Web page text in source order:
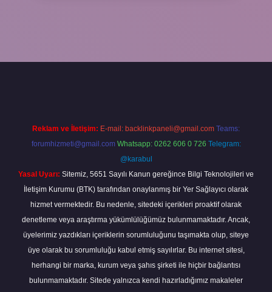
Reklam ve İletişim: E-mail: backlinkpaneli@gmail.com Teams:
forumhizmeti@gmail.com Whatsapp: 0262 606 0 726 Telegram:
@karabul
Yasal Uyarı: Sitemiz, 5651 Sayılı Kanun gereğince Bilgi Teknolojileri ve
İletişim Kurumu (BTK) tarafından onaylanmış bir Yer Sağlayıcı olarak
hizmet vermektedir. Bu nedenle, sitedeki içerikleri proaktif olarak
denetleme veya araştırma yükümlülüğümüz bulunmamaktadır. Ancak,
üyelerimiz yazdıkları içeriklerin sorumluluğunu taşımakta olup, siteye
üye olarak bu sorumluluğu kabul etmiş sayılırlar. Bu internet sitesi,
herhangi bir marka, kurum veya şahıs şirketi ile hiçbir bağlantısı
bulunmamaktadır. Sitede yalnızca kendi hazırladığımız makaleler